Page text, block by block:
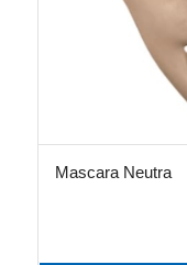
Mascara Neutra